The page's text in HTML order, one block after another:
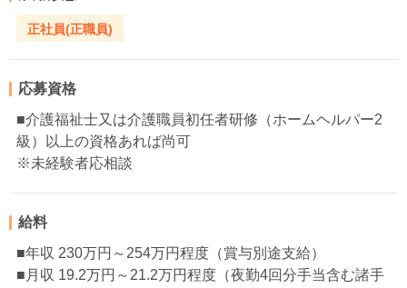
正社員(正職員)
応募資格
■介護福祉士又は介護職員初任者研修（ホームヘルパー2
級）以上の資格あれば尚可
※未経験者応相談
給料
■年収 230万円～254万円程度（賞与別途支給）
■月収 19.2万円～21.2万円程度（夜勤4回分手当含む諸手